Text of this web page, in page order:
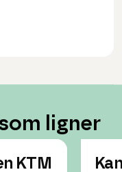
ligner
KTM